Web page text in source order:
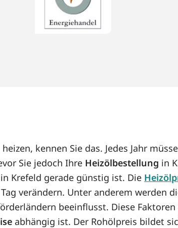
kennen Sie das. Jedes Jahr
Sie jedoch Ihre Heizölbestellung in
Krefeld gerade günstig ist. Die
verändern. Unter anderem werden
beeinflusst. Diese
abhängig ist. Der Rohölpreis bildet